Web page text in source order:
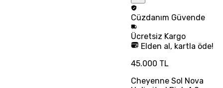
Cüzdanım Güvende
Ücretsiz Kargo
Elden al, kartla öde!
45.000 TL
Cheyenne Sol Nova